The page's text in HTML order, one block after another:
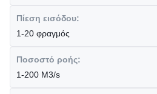
Πίεση εισόδου:
1-20 φραγμός
Ποσοστό ροής:
1-200 M3/s